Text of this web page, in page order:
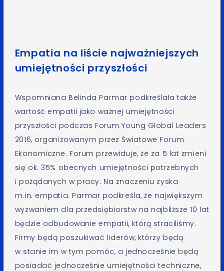
Empatia na liście najważniejszych
umiejętności przyszłości
Wspomniana Belinda Parmar podkreślała także
wartość empatii jako ważnej umiejętności
przyszłości podczas Forum Young Global Leaders
2016, organizowanym przez Światowe Forum
Ekonomiczne. Forum przewiduje, że za 5 lat zmieni
się ok. 35% obecnych umiejętności potrzebnych
i pożądanych w pracy. Na znaczeniu zyska
m.in. empatia. Parmar podkreśla, że największym
wyzwaniem dla przedsiębiorstw na najbliższe 10 lat
będzie odbudowanie empatii, którą straciliśmy.
Firmy będą poszukiwać liderów, którzy będą
w stanie im w tym pomóc, a jednocześnie będą
posiadać jednocześnie umiejętności techniczne,